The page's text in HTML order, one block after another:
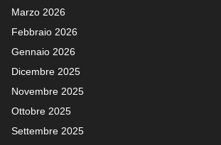
Marzo 2026
Febbraio 2026
Gennaio 2026
Dicembre 2025
Novembre 2025
Ottobre 2025
Settembre 2025